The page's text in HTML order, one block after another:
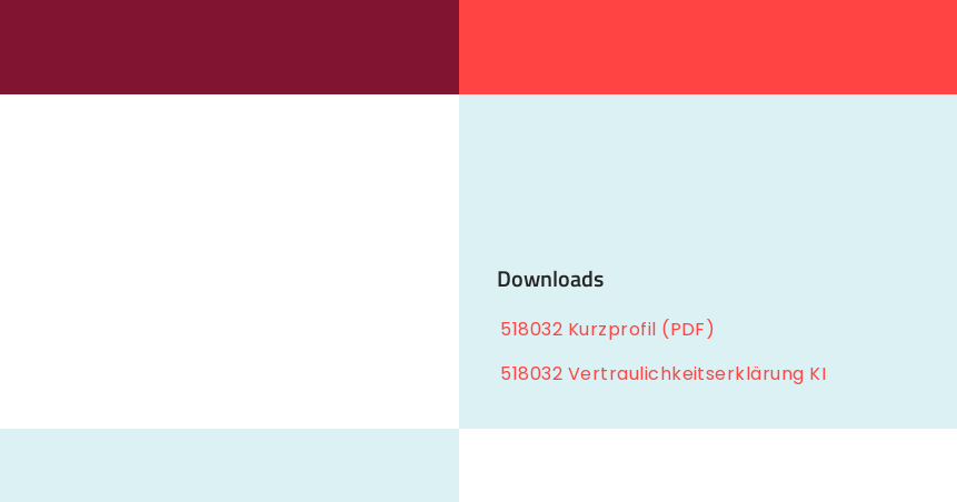
Downloads
518032 Kurzprofil (PDF)
518032 Vertraulichkeitserklärung KI